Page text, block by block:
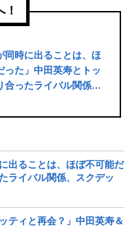
同時に出ることは、ほ
った」中田英寿とトッ
合ったライバル関係、
出ることは、ほぼ不可能だ
ライバル関係、スクデッ
ティと再会？」中田英寿＆